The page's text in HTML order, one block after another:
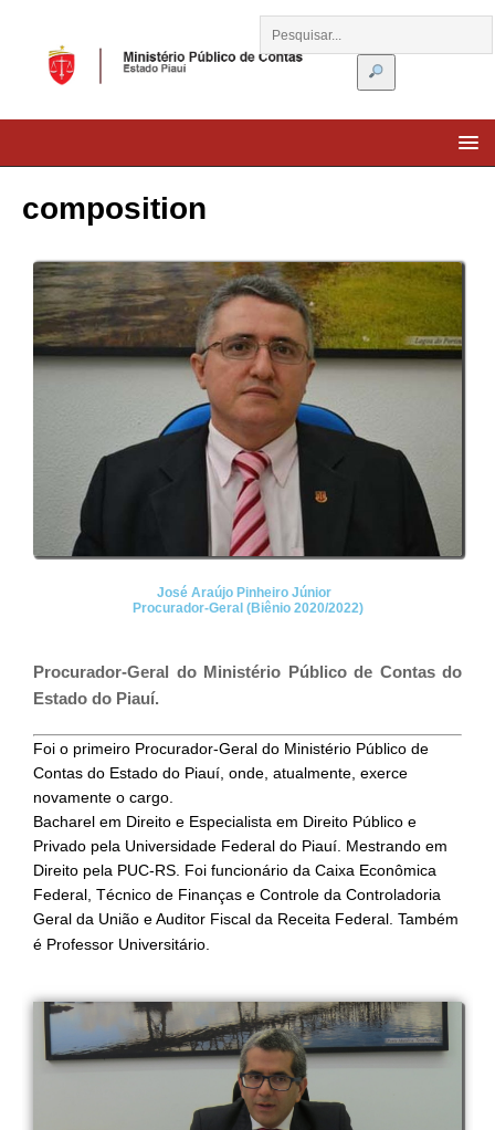
composition
José Araújo Pinheiro Júnior
Procurador-Geral (Biênio 2020/2022)
Procurador-Geral do Ministério Público de Contas do
Estado do Piauí.
Foi o primeiro Procurador-Geral do Ministério Público de
Contas do Estado do Piauí, onde, atualmente, exerce
novamente o cargo.
Bacharel em Direito e Especialista em Direito Público e
Privado pela Universidade Federal do Piauí. Mestrando em
Direito pela PUC-RS. Foi funcionário da Caixa Econômica
Federal, Técnico de Finanças e Controle da Controladoria
Geral da União e Auditor Fiscal da Receita Federal. Também
é Professor Universitário.